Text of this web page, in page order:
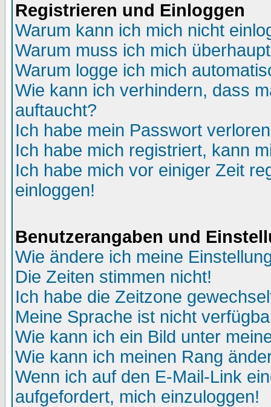
Registrieren und Einloggen
Warum kann ich mich nicht
Warum muss ich mich
Warum logge ich mich
Wie kann ich verhindern, dass
auftaucht?
Ich habe mein Passwort
Ich habe mich registriert, kann
Ich habe mich vor einiger Zeit
einloggen!
Benutzerangaben und
Wie ändere ich meine
Die Zeiten stimmen nicht!
Ich habe die Zeitzone
Meine Sprache ist nicht
Wie kann ich ein Bild unter
Wie kann ich meinen Rang
Wenn ich auf den E-Mail-Link
aufgefordert, mich einzuloggen!